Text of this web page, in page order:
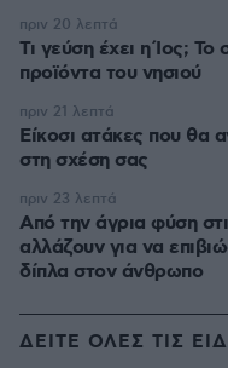
Τι γεύση έχει η Ίος; Το
προϊόντα του νησιού
πριν 20 λεπτά
Είκοσι ατάκες που θα
στη σχέση σας
πριν 21 λεπτά
Από την άγρια φύση
αλλάζουν για να
δίπλα στον άνθρωπο
πριν 23 λεπτά
ΔΕΙΤΕ ΟΛΕΣ ΤΙΣ